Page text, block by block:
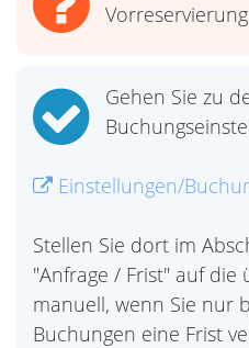
Gehen Sie zu
Einstellungen/
Stellen Sie dort im
"Anfrage / Frist" auf
manuell, wenn Sie nur
Buchungen eine Frist